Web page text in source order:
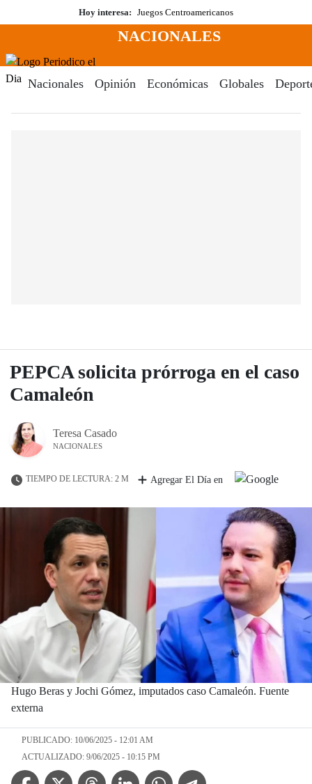
al
Hoy interesa: Juegos Centroamericanos
Menú
NACIONALES
Nacionales Opinión Económicas Globales
PEPCA solicita prórroga en el caso
Camaleón
Teresa Casado
NACIONALES
TIEMPO DE LECTURA: 2 M Agregar El Día en
Hugo Beras y Jochi Gómez, imputados caso Camaleón. Fuente
externa
PUBLICADO: 10/06/2025 - 12:01 AM
ACTUALIZADO: 9/06/2025 - 10:15 PM
Facebook IconTwitter IconThreads IconLinkedin IconWhatsApp IconTelegram Icon